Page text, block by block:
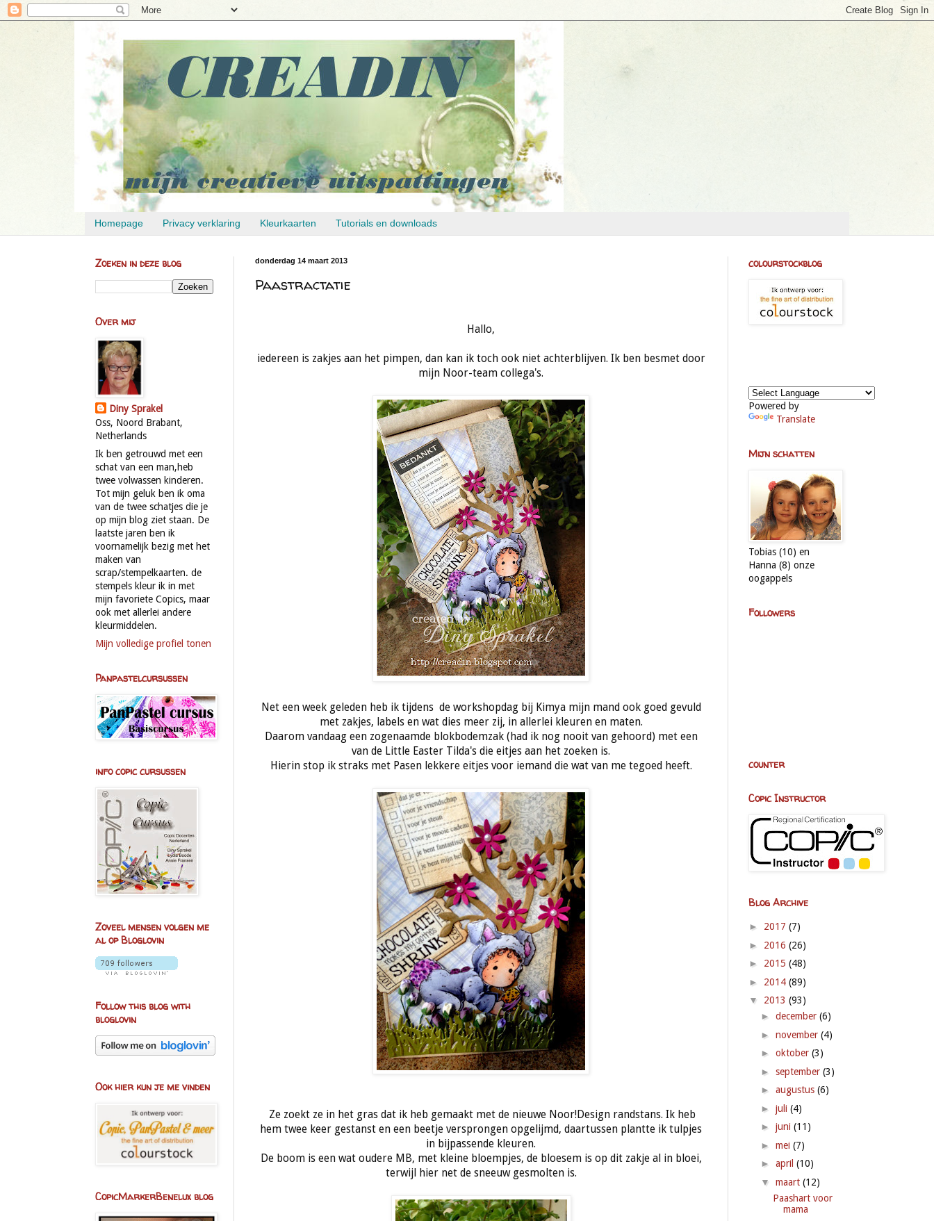
Homepage Privacy verklaring Kleurkaarten Tutorials en downloads
donderdag 14 maart 2013
Paastractatie
Hallo,
iedereen is zakjes aan het pimpen, dan kan ik toch ook niet achterblijven. Ik ben besmet door
mijn Noor-team collega's.
Net een week geleden heb ik tijdens de workshopdag bij Kimya mijn mand ook goed gevuld
met zakjes, labels en wat dies meer zij, in allerlei kleuren en maten.
Daarom vandaag een zogenaamde blokbodemzak (had ik nog nooit van gehoord) met een
van de Little Easter Tilda's die eitjes aan het zoeken is.
Hierin stop ik straks met Pasen lekkere eitjes voor iemand die wat van me tegoed heeft.
Ze zoekt ze in het gras dat ik heb gemaakt met de nieuwe Noor!Design randstans. Ik heb
hem twee keer gestanst en een beetje versprongen opgelijmd, daartussen plantte ik tulpjes
in bijpassende kleuren.
De boom is een wat oudere MB, met kleine bloempjes, de bloesem is op dit zakje al in bloei,
terwijl hier net de sneeuw gesmolten is.
Zoeken in deze blog
Over mij
Diny Sprakel
Oss, Noord Brabant,
Netherlands
Ik ben getrouwd met een
schat van een man,heb
twee volwassen kinderen.
Tot mijn geluk ben ik oma
van de twee schatjes die je
op mijn blog ziet staan. De
laatste jaren ben ik
voornamelijk bezig met het
maken van
scrap/stempelkaarten. de
stempels kleur ik in met
mijn favoriete Copics, maar
ook met allerlei andere
kleurmiddelen.
Mijn volledige profiel tonen
Panpastelcursussen
info copic cursussen
Zoveel mensen volgen me
al op Bloglovin
Follow this blog with
bloglovin
Ook hier kun je me vinden
CopicMarkerBenelux blog
colourstockblog
Powered by
Translate
Mijn schatten
Tobias (10) en
Hanna (8) onze
oogappels
Followers
counter
Copic Instructor
Blog Archive
► 2017 (7)
► 2016 (26)
► 2015 (48)
► 2014 (89)
▼ 2013 (93)
► december (6)
► november (4)
► oktober (3)
► september (3)
► augustus (6)
► juli (4)
► juni (11)
► mei (7)
► april (10)
▼ maart (12)
Paashart voor
mama